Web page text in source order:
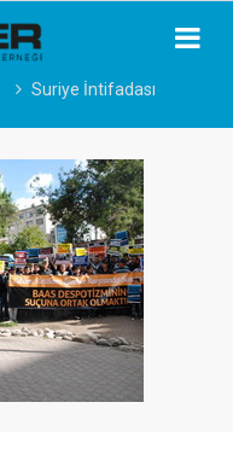
Suriye İntifadası